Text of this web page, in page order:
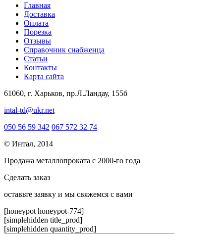
Главная
Доставка
Оплата
Порезка
Отзывы
Справочник снабженца
Статьи
Контакты
Карта сайта
61060, г. Харьков, пр.Л.Ландау, 155б
intal-td@ukr.net
050 56 59 342 067 572 32 74
© Интал, 2014
Продажа металлопроката с 2000-го года
Сделать заказ
оcтавьте заявку и мы свяжемся с вами
[honeypot honeypot-774]
[simplehidden title_prod]
[simplehidden quantity_prod]